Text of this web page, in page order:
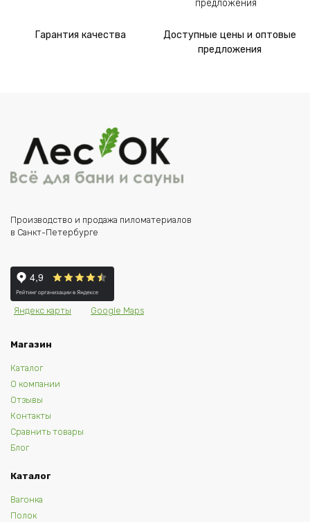
Гарантия качества
Доступные цены и оптовые
предложения
Производство и продажа пиломатериалов
в Санкт-Петербурге
Яндекс карты Google Maps
Магазин
Каталог
О компании
Отзывы
Контакты
Сравнить товары
Блог
Каталог
Вагонка
Полок